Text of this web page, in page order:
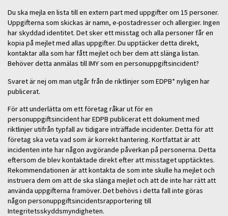
Du ska mejla en lista till en extern part med uppgifter om 15 personer.
Uppgifterna som skickas är namn, e-postadresser och allergier. Ingen
har skyddad identitet. Det sker ett misstag och alla personer får en
kopia på mejlet med allas uppgifter. Du upptäcker detta direkt,
kontaktar alla som har fått mejlet och ber dem att slänga listan.
Behöver detta anmälas till IMY som en personuppgiftsincident?
Svaret är nej om man utgår från de riktlinjer som EDPB* nyligen har
publicerat.
För att underlätta om ett företag råkar ut för en
personuppgiftsincident har EDPB publicerat ett dokument med
riktlinjer utifrån typfall av tidigare inträffade incidenter. Detta för att
företag ska veta vad som är korrekt hantering. Kortfattat är att
incidenten inte har någon avgörande påverkan på personerna. Detta
eftersom de blev kontaktade direkt efter att misstaget upptäcktes.
Rekommendationen är att kontakta de som inte skulle ha mejlet och
instruera dem om att de ska slänga mejlet och att de inte har rätt att
använda uppgifterna framöver. Det behövs i detta fall inte göras
någon personuppgiftsincidentsrapportering till
Integritetsskyddsmyndigheten.